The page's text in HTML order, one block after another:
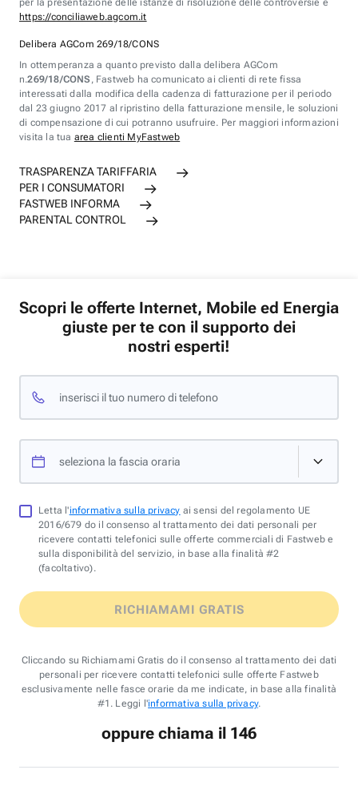
per la presentazione delle istanze di risoluzione delle controversie è
https://conciliaweb.agcom.it
Delibera AGCom 269/18/CONS
In ottemperanza a quanto previsto dalla delibera AGCom
n.269/18/CONS , Fastweb ha comunicato ai clienti di rete fissa
interessati dalla modifica della cadenza di fatturazione per il periodo
dal 23 giugno 2017 al ripristino della fatturazione mensile, le soluzioni
di compensazione di cui potranno usufruire. Per maggiori informazioni
visita la tua area clienti MyFastweb
TRASPARENZA TARIFFARIA
PER I CONSUMATORI
FASTWEB INFORMA
PARENTAL CONTROL
Scopri le offerte Internet, Mobile ed Energia
giuste per te con il supporto dei
nostri esperti!
inserisci il tuo numero di telefono
seleziona la fascia oraria
Letta l'informativa sulla privacy ai sensi del regolamento UE
2016/679 do il consenso al trattamento dei dati personali per
ricevere contatti telefonici sulle offerte commerciali di Fastweb e
sulla disponibilità del servizio, in base alla finalità #2
(facoltativo).
RICHIAMAMI GRATIS
Cliccando su Richiamami Gratis do il consenso al trattamento dei dati
personali per ricevere contatti telefonici sulle offerte Fastweb
esclusivamente nelle fasce orarie da me indicate, in base alla finalità
#1. Leggi l'informativa sulla privacy.
oppure chiama il 146